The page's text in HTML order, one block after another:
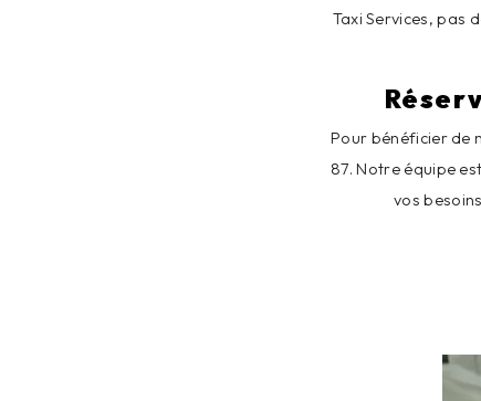
Taxi Services, pas
Pour bénéficier de
87. Notre équipe
vos